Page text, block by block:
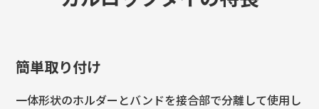
簡単取り付け
一体形状のホルダーとバンドを接合部で分離して使用し